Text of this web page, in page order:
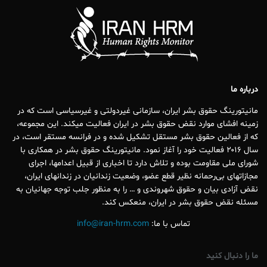
درباره ما
مانیتورینگ حقوق بشر ایران، سازمانی غیردولتی و غیرسیاسی است که در
زمینه افشای موارد نقض حقوق بشر در ایران فعالیت میکند. این مجموعه،
که از فعالین حقوق بشر مستقل تشکیل شده و در فرانسه مستقر است، در
سال ۲۰۱۶ فعالیت خود را آغاز نمود. مانیتورینگ حقوق بشر در همکاری با
شورای ملی مقاومت بوده و تلاش دارد تا اخباری از قبیل اعدامها، اجرای
مجازاتهای بی‌رحمانه نظیر قطع عضو، وضعیت زندانیان در زندانهای ایران،
نقض آزادی بیان و حقوق شهروندی و … را به منظور جلب توجه جهانیان به
مسئله نقض حقوق بشر در ایران، منعکس کند.
تماس با ما: info@iran-hrm.com
ما را دنبال کنید